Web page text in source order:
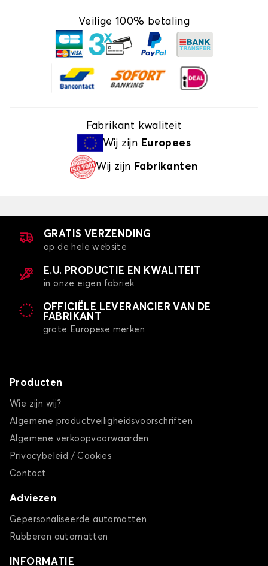
Veilige 100% betaling
Fabrikant kwaliteit
Wij zijn Europees
Wij zijn Fabrikanten
GRATIS VERZENDING
op de hele website
E.U. PRODUCTIE EN KWALITEIT
in onze eigen fabriek
OFFICIËLE LEVERANCIER VAN DE
FABRIKANT
grote Europese merken
Producten
Wie zijn wij?
Algemene productveiligheidsvoorschriften
Algemene verkoopvoorwaarden
Privacybeleid / Cookies
Contact
Adviezen
Gepersonaliseerde automatten
Rubberen automatten
INFORMATIE